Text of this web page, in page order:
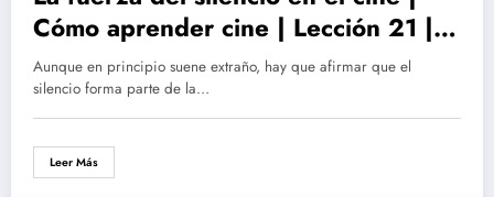
Cómo aprender cine | Lección 21 |
De Hitchcock a Kar-wai
Aunque en principio suene extraño, hay que afirmar que el
silencio forma parte de la…
Leer Más